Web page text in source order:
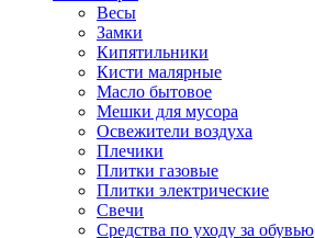
Весы
Замки
Кипятильники
Кисти малярные
Масло бытовое
Мешки для мусора
Освежители воздуха
Плечики
Плитки газовые
Плитки электрические
Свечи
Средства по уходу за обувью